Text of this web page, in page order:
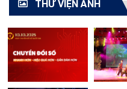
THƯ VIỆN ẢNH